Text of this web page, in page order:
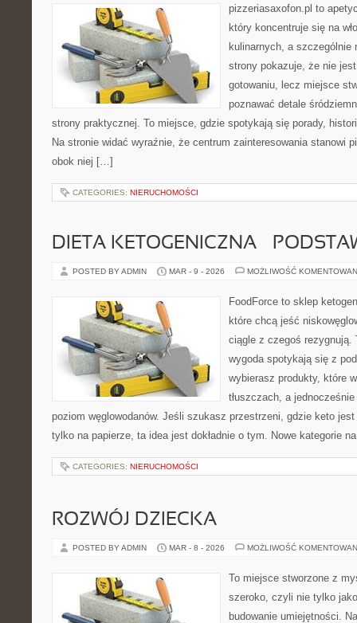
pizzeriasaxofon.pl to
który koncentruje się na
kulinarnych, a
strony pokazuje, że nie
gotowaniu, lecz miejsce
poznawać detale
strony praktycznej. To miejsce, gdzie spotykają się porady,
Na stronie widać wyraźnie, że centrum zainteresowania stanowi
obok niej […]
CATEGORIES: NIERUCHOMOŚCI
DIETA KETOGENICZNA –
POSTED BY ADMIN MAR - 9 - 2026 MOŻLIWOŚĆ
FoodForce to sklep
które chcą jeść
ciągle z czegoś rezygnują.
wygoda spotykają się z
wybierasz produkty, które
tłuszczach, a
poziom węglowodanów. Jeśli szukasz przestrzeni, gdzie keto
tylko na papierze, ta idea jest dokładnie o tym. Nowe kategorie
CATEGORIES: NIERUCHOMOŚCI
ROZWÓJ DZIECKA
POSTED BY ADMIN MAR - 8 - 2026 MOŻLIWOŚĆ
To miejsce stworzone z
szeroko, czyli nie tylko
budowanie umiejętności.